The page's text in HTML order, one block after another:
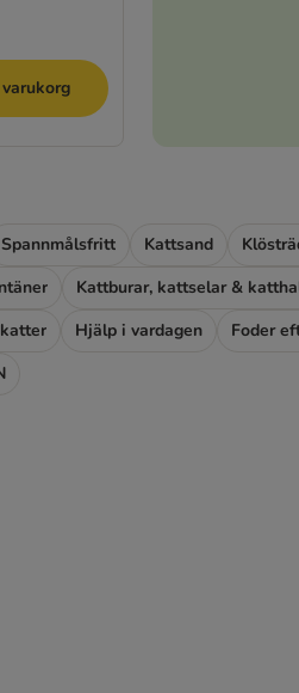
Spannmålsfritt Kattsand
Hjälp i vardagen Foder